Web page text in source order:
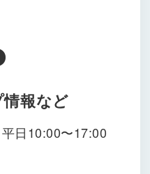
報など
日10:00〜17:00